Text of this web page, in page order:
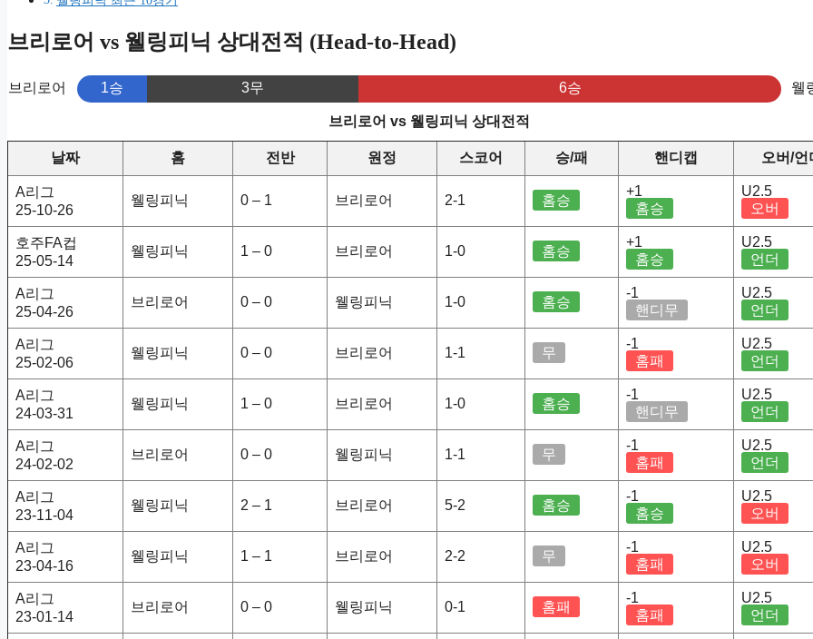
브리로어 vs 웰링피닉 상대전적 (Head-to-Head)
브리로어 1승 3무 6승 웰
브리로어 vs 웰링피닉 상대전적
날짜 홈 전반 원정 스코어 승/패 핸디캡 오버/언
A리그
25-10-26
웰링피닉 0 – 1 브리로어 2-1 홈승
+1
홈승
U2.5
오버
호주FA컵
25-05-14
웰링피닉 1 – 0 브리로어 1-0 홈승
+1
홈승
U2.5
언더
A리그
25-04-26
브리로어 0 – 0 웰링피닉 1-0 홈승
-1
핸디무
U2.5
언더
A리그
25-02-06
웰링피닉 0 – 0 브리로어 1-1 무
-1
홈패
U2.5
언더
A리그
24-03-31
웰링피닉 1 – 0 브리로어 1-0 홈승
-1
핸디무
U2.5
언더
A리그
24-02-02
브리로어 0 – 0 웰링피닉 1-1 무
-1
홈패
U2.5
언더
A리그
23-11-04
웰링피닉 2 – 1 브리로어 5-2 홈승
-1
홈승
U2.5
오버
A리그
23-04-16
웰링피닉 1 – 1 브리로어 2-2 무
-1
홈패
U2.5
오버
A리그
23-01-14
브리로어 0 – 0 웰링피닉 0-1 홈패
-1
홈패
U2.5
언더